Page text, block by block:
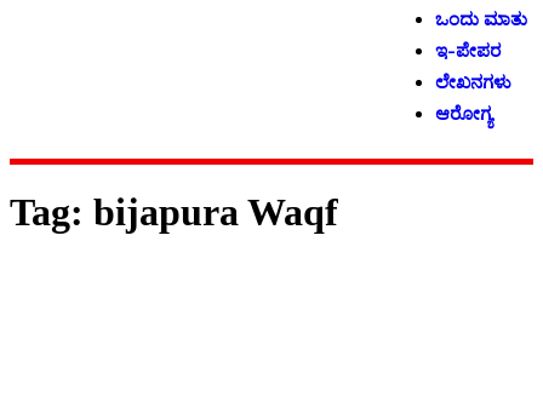
ಒಂದು ಮಾತು
ಇ-ಪೇಪರ
ಲೇಖನಗಳು
ಆರೋಗ್ಯ
Tag: bijapura Waqf